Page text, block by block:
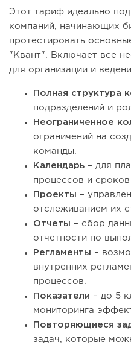
Этот тариф идеально
компаний, начинающих
протестировать
"Квант". Включает все
для организации и
Полная структура
подразделений и
Неограниченное
ограничений на
команды.
Календарь – для
процессов и
Проекты –
отслеживанием их
Отчеты – сбор
отчетности по
Регламенты –
внутренних
процессов.
Показатели – до 5
мониторинга
Повторяющиеся
задач, которые